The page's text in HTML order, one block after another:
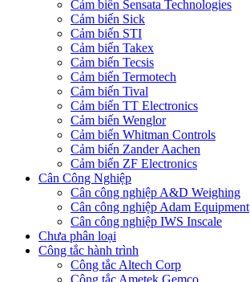
Cảm biến Sensata Technologies
Cảm biến Sick
Cảm biến STI
Cảm biến Takex
Cảm biến Tecsis
Cảm biến Termotech
Cảm biến Tival
Cảm biến TT Electronics
Cảm biến Wenglor
Cảm biến Whitman Controls
Cảm biến Zander Aachen
Cảm biến ZF Electronics
Cân Công Nghiệp
Cân công nghiệp A&D Weighing
Cân công nghiệp Adam Equipment
Cân công nghiệp IWS Inscale
Chưa phân loại
Công tắc hành trình
Công tắc Altech Corp
Công tắc Ametek Gemco